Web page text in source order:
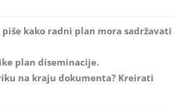
kako radni plan mora sadržavati
plan diseminacije.
na kraju dokumenta? Kreirati